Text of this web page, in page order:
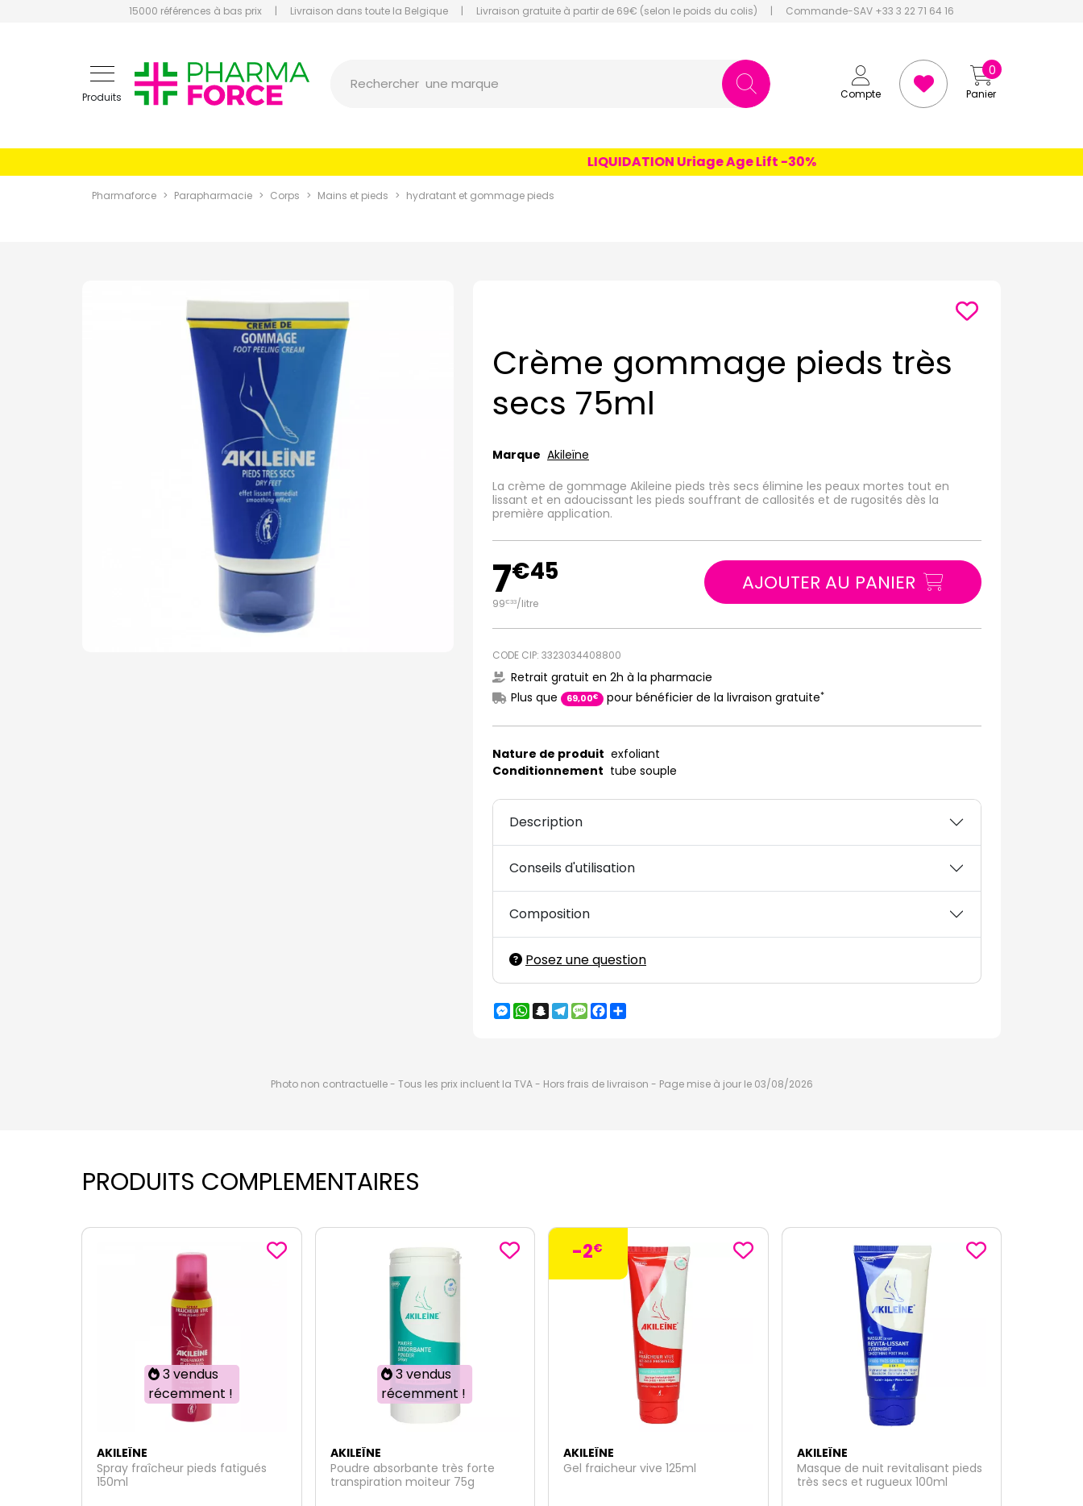
15000 références à bas prix | Livraison dans toute la Belgique | Livraison gratuite à partir de 69€ (selon le poids du colis) | Commande-SAV +33 3 22 71 64 16
Produits Compte Panier
0
Rechercher
LIQUIDATION Uriage Age Lift -30%
Pharmaforce Parapharmacie Corps Mains et pieds hydratant et gommage pieds
Crème gommage pieds très
secs 75ml
Marque Akileïne
La crème de gommage Akileine pieds très secs élimine les peaux mortes tout en
lissant et en adoucissant les pieds souffrant de callosités et de rugosités dès la
première application.
7€45
99€33/litre
AJOUTER AU PANIER
CODE CIP: 3323034408800
Retrait gratuit en 2h à la pharmacie
Plus que
69,00€ pour bénéficier de la livraison gratuite*
Nature de produit exfoliant
Conditionnement tube souple
Description
Conseils d'utilisation
Composition
Posez une question
Messenger
WhatsApp
Snapchat
Telegram
MessageFacebook
Photo non contractuelle - Tous les prix incluent la TVA - Hors frais de livraison - Page mise à jour le 03/08/2026
PRODUITS COMPLEMENTAIRES
3 vendus
récemment !
AKILEÏNE
Poudre absorbante très forte
transpiration moiteur 75g
AKILEÏNE
Gel fraicheur vive 125ml
AKILEÏNE
Masque de nuit revitalisant pieds
AKILEÏNE
Nok Sports creme anti-
frottements 20ml